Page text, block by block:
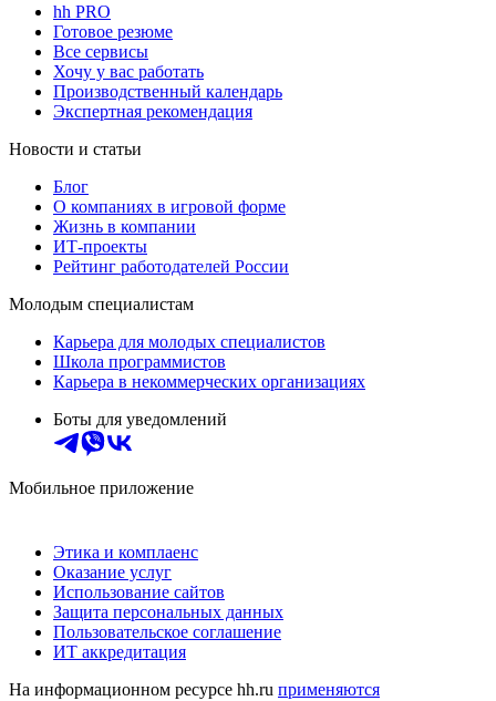
hh PRO
Готовое резюме
Все сервисы
Хочу у вас работать
Производственный календарь
Экспертная рекомендация
Новости и статьи
Блог
О компаниях в игровой форме
Жизнь в компании
ИТ-проекты
Рейтинг работодателей России
Молодым специалистам
Карьера для молодых специалистов
Школа программистов
Карьера в некоммерческих организациях
Боты для уведомлений
Мобильное приложение
Этика и комплаенс
Оказание услуг
Использование сайтов
Защита персональных данных
Пользовательское соглашение
ИТ аккредитация
На информационном ресурсе hh.ru применяются